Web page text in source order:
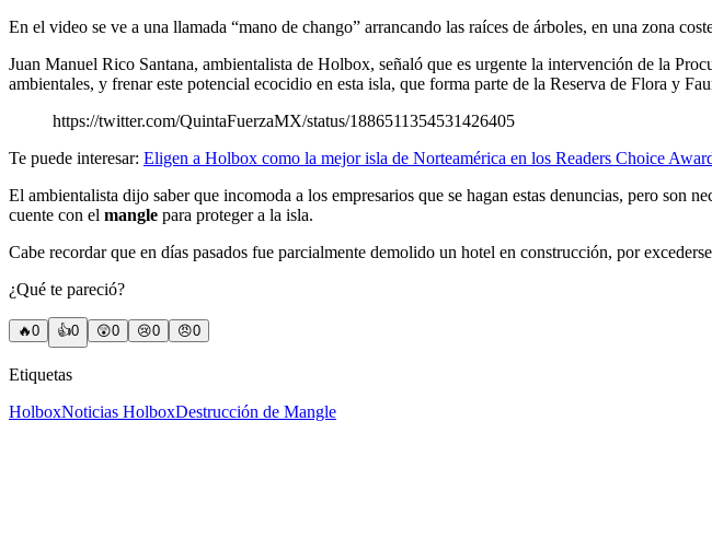
En el video se ve a una llamada “mano de chango” arrancando las raíces de árboles, en una zona
Juan Manuel Rico Santana, ambientalista de Holbox, señaló que es urgente la intervención de la
ambientales, y frenar este potencial ecocidio en esta isla, que forma parte de la Reserva de Flora y
https://twitter.com/QuintaFuerzaMX/status/1886511354531426405
Te puede interesar: Eligen a Holbox como la mejor isla de Norteamérica en los Readers Choice
El ambientalista dijo saber que incomoda a los empresarios que se hagan estas denuncias, pero son
cuente con el mangle para proteger a la isla.
Cabe recordar que en días pasados fue parcialmente demolido un hotel en construcción, por
¿Qué te pareció?
🔥0 👍0 😲0 😢0 😠0
Etiquetas
HolboxNoticias HolboxDestrucción de Mangle